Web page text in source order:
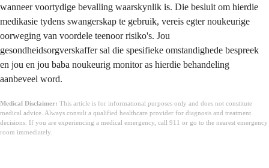
wanneer voortydige bevalling waarskynlik is. Die besluit om hierdie
medikasie tydens swangerskap te gebruik, vereis egter noukeurige
oorweging van voordele teenoor risiko's. Jou
gesondheidsorgverskaffer sal die spesifieke omstandighede bespreek
en jou en jou baba noukeurig monitor as hierdie behandeling
aanbeveel word.
Medical Disclaimer: This article is for informational purposes only and does not constitute
medical advice. Always consult a qualified healthcare provider for diagnosis and treatment
decisions. If you are experiencing a medical emergency, call 911 or go to the nearest emergency
room immediately.